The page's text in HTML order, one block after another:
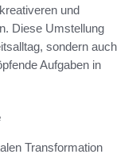
und
Diese Umstellung
sondern auch
Aufgaben in
Transformation